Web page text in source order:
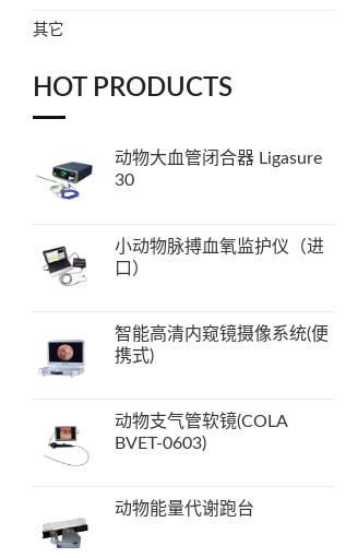
其它
HOT PRODUCTS
动物大血管闭合器 Ligasure
30
小动物脉搏血氧监护仪（进
口）
智能高清内窥镜摄像系统(便
携式)
动物支气管软镜(COLA
BVET-0603)
动物能量代谢跑台